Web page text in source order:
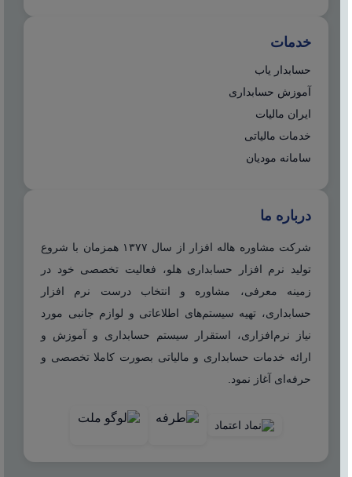
خدمات
حسابدار یاب
آموزش حسابداری
ایران مالیات
خدمات مالیاتی
سامانه مودیان
درباره ما
شرکت مشاوره هاله افزار از سال ۱۳۷۷ همزمان با شروع
تولید نرم افزار حسابداری هلو، فعالیت تخصصی خود در
زمینه معرفی، مشاوره و انتخاب درست نرم افزار
حسابداری، تهیه سیستم‌های اطلاعاتی و لوازم جانبی مورد
نیاز نرم‌افزاری، استقرار سیستم حسابداری و آموزش و
ارائه خدمات حسابداری و مالیاتی بصورت کاملا تخصصی و
حرفه‌ای آغاز نمود.